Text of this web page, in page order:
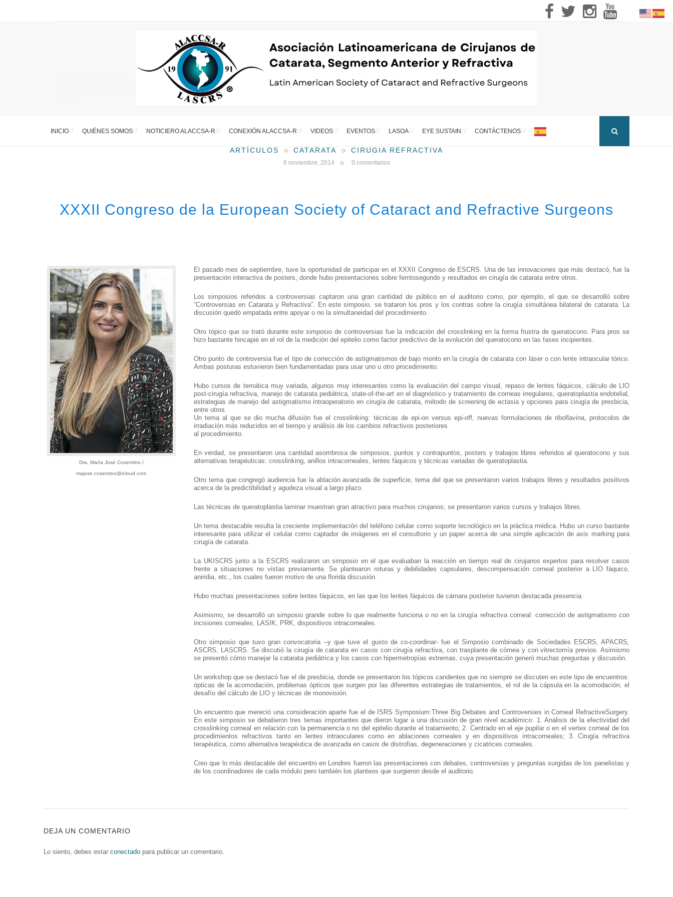
INICIO QUIÉNES SOMOS NOTICIERO ALACCSA-R CONEXIÓN ALACCSA-R VIDEOS EVENTOS LASOA EYE SUSTAIN CONTÁCTENOS
ARTÍCULOS CATARATA CIRUGIA REFRACTIVA
6 noviembre, 2014 0 comentarios
XXXII Congreso de la European Society of Cataract and Refractive Surgeons
Dra. María José Cosentino /
majose.cosentino@icloud.com
El pasado mes de septiembre, tuve la oportunidad de participar en el XXXII Congreso de ESCRS. Una de las innovaciones que más destacó, fue la
presentación interactiva de posters, donde hubo presentaciones sobre femtosegundo y resultados en cirugía de catarata entre otros.
Los simposios referidos a controversias captaron una gran cantidad de público en el auditorio como, por ejemplo, el que se desarrolló sobre
“Controversias en Catarata y Refractiva”. En este simposio, se trataron los pros y los contras sobre la cirugía simultánea bilateral de catarata. La
discusión quedó empatada entre apoyar o no la simultaneidad del procedimiento.
Otro tópico que se trató durante este simposio de controversias fue la indicación del crosslinking en la forma frustra de queratocono. Para pros se
hizo bastante hincapié en el rol de la medición del epitelio como factor predictivo de la evolución del queratocono en las fases incipientes.
Otro punto de controversia fue el tipo de corrección de astigmatismos de bajo monto en la cirugía de catarata con láser o con lente intraocular tórico.
Ambas posturas estuvieron bien fundamentadas para usar uno u otro procedimiento.
Hubo cursos de temática muy variada, algunos muy interesantes como la evaluación del campo visual, repaso de lentes fáquicos, cálculo de LIO
post-cirugía refractiva, manejo de catarata pediátrica, state-of-the-art en el diagnóstico y tratamiento de corneas irregulares, queratoplastia endotelial,
estrategias de manejo del astigmatismo intraoperatorio en cirugía de catarata, método de screening de ectasia y opciones para cirugía de presbicia,
entre otros.
Un tema al que se dio mucha difusión fue el crosslinking: técnicas de epi-on versus epi-off, nuevas formulaciones de riboflavina, protocolos de
irradiación más reducidos en el tiempo y análisis de los cambios refractivos posteriores
al procedimiento.
En verdad, se presentaron una cantidad asombrosa de simposios, puntos y contrapuntos, posters y trabajos libres referidos al queratocono y sus
alternativas terapéuticas: crosslinking, anillos intracorneales, lentes fáquicos y técnicas variadas de queratoplastia.
Otro tema que congregó audiencia fue la ablación avanzada de superficie, tema del que se presentaron varios trabajos libres y resultados positivos
acerca de la predictibilidad y agudeza visual a largo plazo.
Las técnicas de queratoplastia laminar muestran gran atractivo para muchos cirujanos; se presentaron varios cursos y trabajos libres.
Un tema destacable resulta la creciente implementación del teléfono celular como soporte tecnológico en la práctica médica. Hubo un curso bastante
interesante para utilizar el celular como captador de imágenes en el consultorio y un paper acerca de una simple aplicación de axis marking para
cirugía de catarata.
La UKISCRS junto a la ESCRS realizaron un simposio en el que evaluaban la reacción en tiempo real de cirujanos expertos para resolver casos
frente a situaciones no vistas previamente. Se plantearon roturas y debilidades capsulares, descompensación corneal posterior a LIO fáquico,
aniridia, etc., los cuales fueron motivo de una florida discusión.
Hubo muchas presentaciones sobre lentes fáquicos, en las que los lentes fáquicos de cámara posterior tuvieron destacada presencia.
Asimismo, se desarrolló un simposio grande sobre lo que realmente funciona o no en la cirugía refractiva corneal: corrección de astigmatismo con
incisiones corneales, LASIK, PRK, dispositivos intracorneales.
Otro simposio que tuvo gran convocatoria –y que tuve el gusto de co-coordinar- fue el Simposio combinado de Sociedades ESCRS, APACRS,
ASCRS, LASCRS. Se discutió la cirugía de catarata en casos con cirugía refractiva, con trasplante de córnea y con vitrectomía previos. Asimismo
se presentó cómo manejar la catarata pediátrica y los casos con hipermetropías extremas, cuya presentación generó muchas preguntas y discusión.
Un workshop que se destacó fue el de presbicia, donde se presentaron los tópicos candentes que no siempre se discuten en este tipo de encuentros:
ópticas de la acomodación, problemas ópticos que surgen por las diferentes estrategias de tratamientos, el rol de la cápsula en la acomodación, el
desafío del cálculo de LIO y técnicas de monovisión.
Un encuentro que mereció una consideración aparte fue el de ISRS Symposium:Three Big Debates and Controversies in Corneal RefractiveSurgery.
En este simposio se debatieron tres temas importantes que dieron lugar a una discusión de gran nivel académico: 1. Análisis de la efectividad del
crosslinking corneal en relación con la permanencia o no del epitelio durante el tratamiento; 2. Centrado en el eje pupilar o en el vertex corneal de los
procedimientos refractivos tanto en lentes intraoculares como en ablaciones corneales y en dispositivos intracorneales; 3. Cirugía refractiva
terapéutica, como alternativa terapéutica de avanzada en casos de distrofias, degeneraciones y cicatrices corneales.
Creo que lo más destacable del encuentro en Londres fueron las presentaciones con debates, controversias y preguntas surgidas de los panelistas y
de los coordinadores de cada módulo pero también los planteos que surgieron desde el auditorio.
DEJA UN COMENTARIO
Lo siento, debes estar conectado para publicar un comentario.